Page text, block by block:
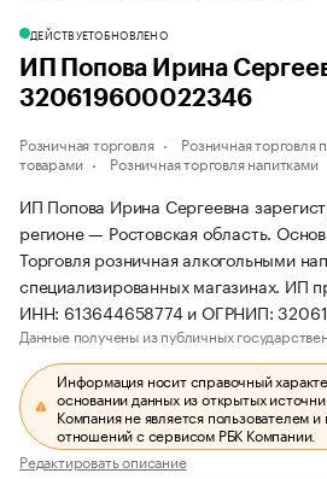
ДЕЙСТВУЕТОБНОВЛЕНО
ИП Попова Ирина
320619600022346
Розничная торговля
Розничная торговля
товарами
Розничная торговля напитками
ИП Попова Ирина Сергеевна
регионе — Ростовская область.
Торговля розничная алкогольными
специализированных магазинах. ИП
ИНН: 613644658774 и ОГРНИП:
Данные получены из публичных
Информация носит справочный
основании данных из открытых
Компания не является пользователем
отношений с сервисом РБК Компании.
Редактировать описание